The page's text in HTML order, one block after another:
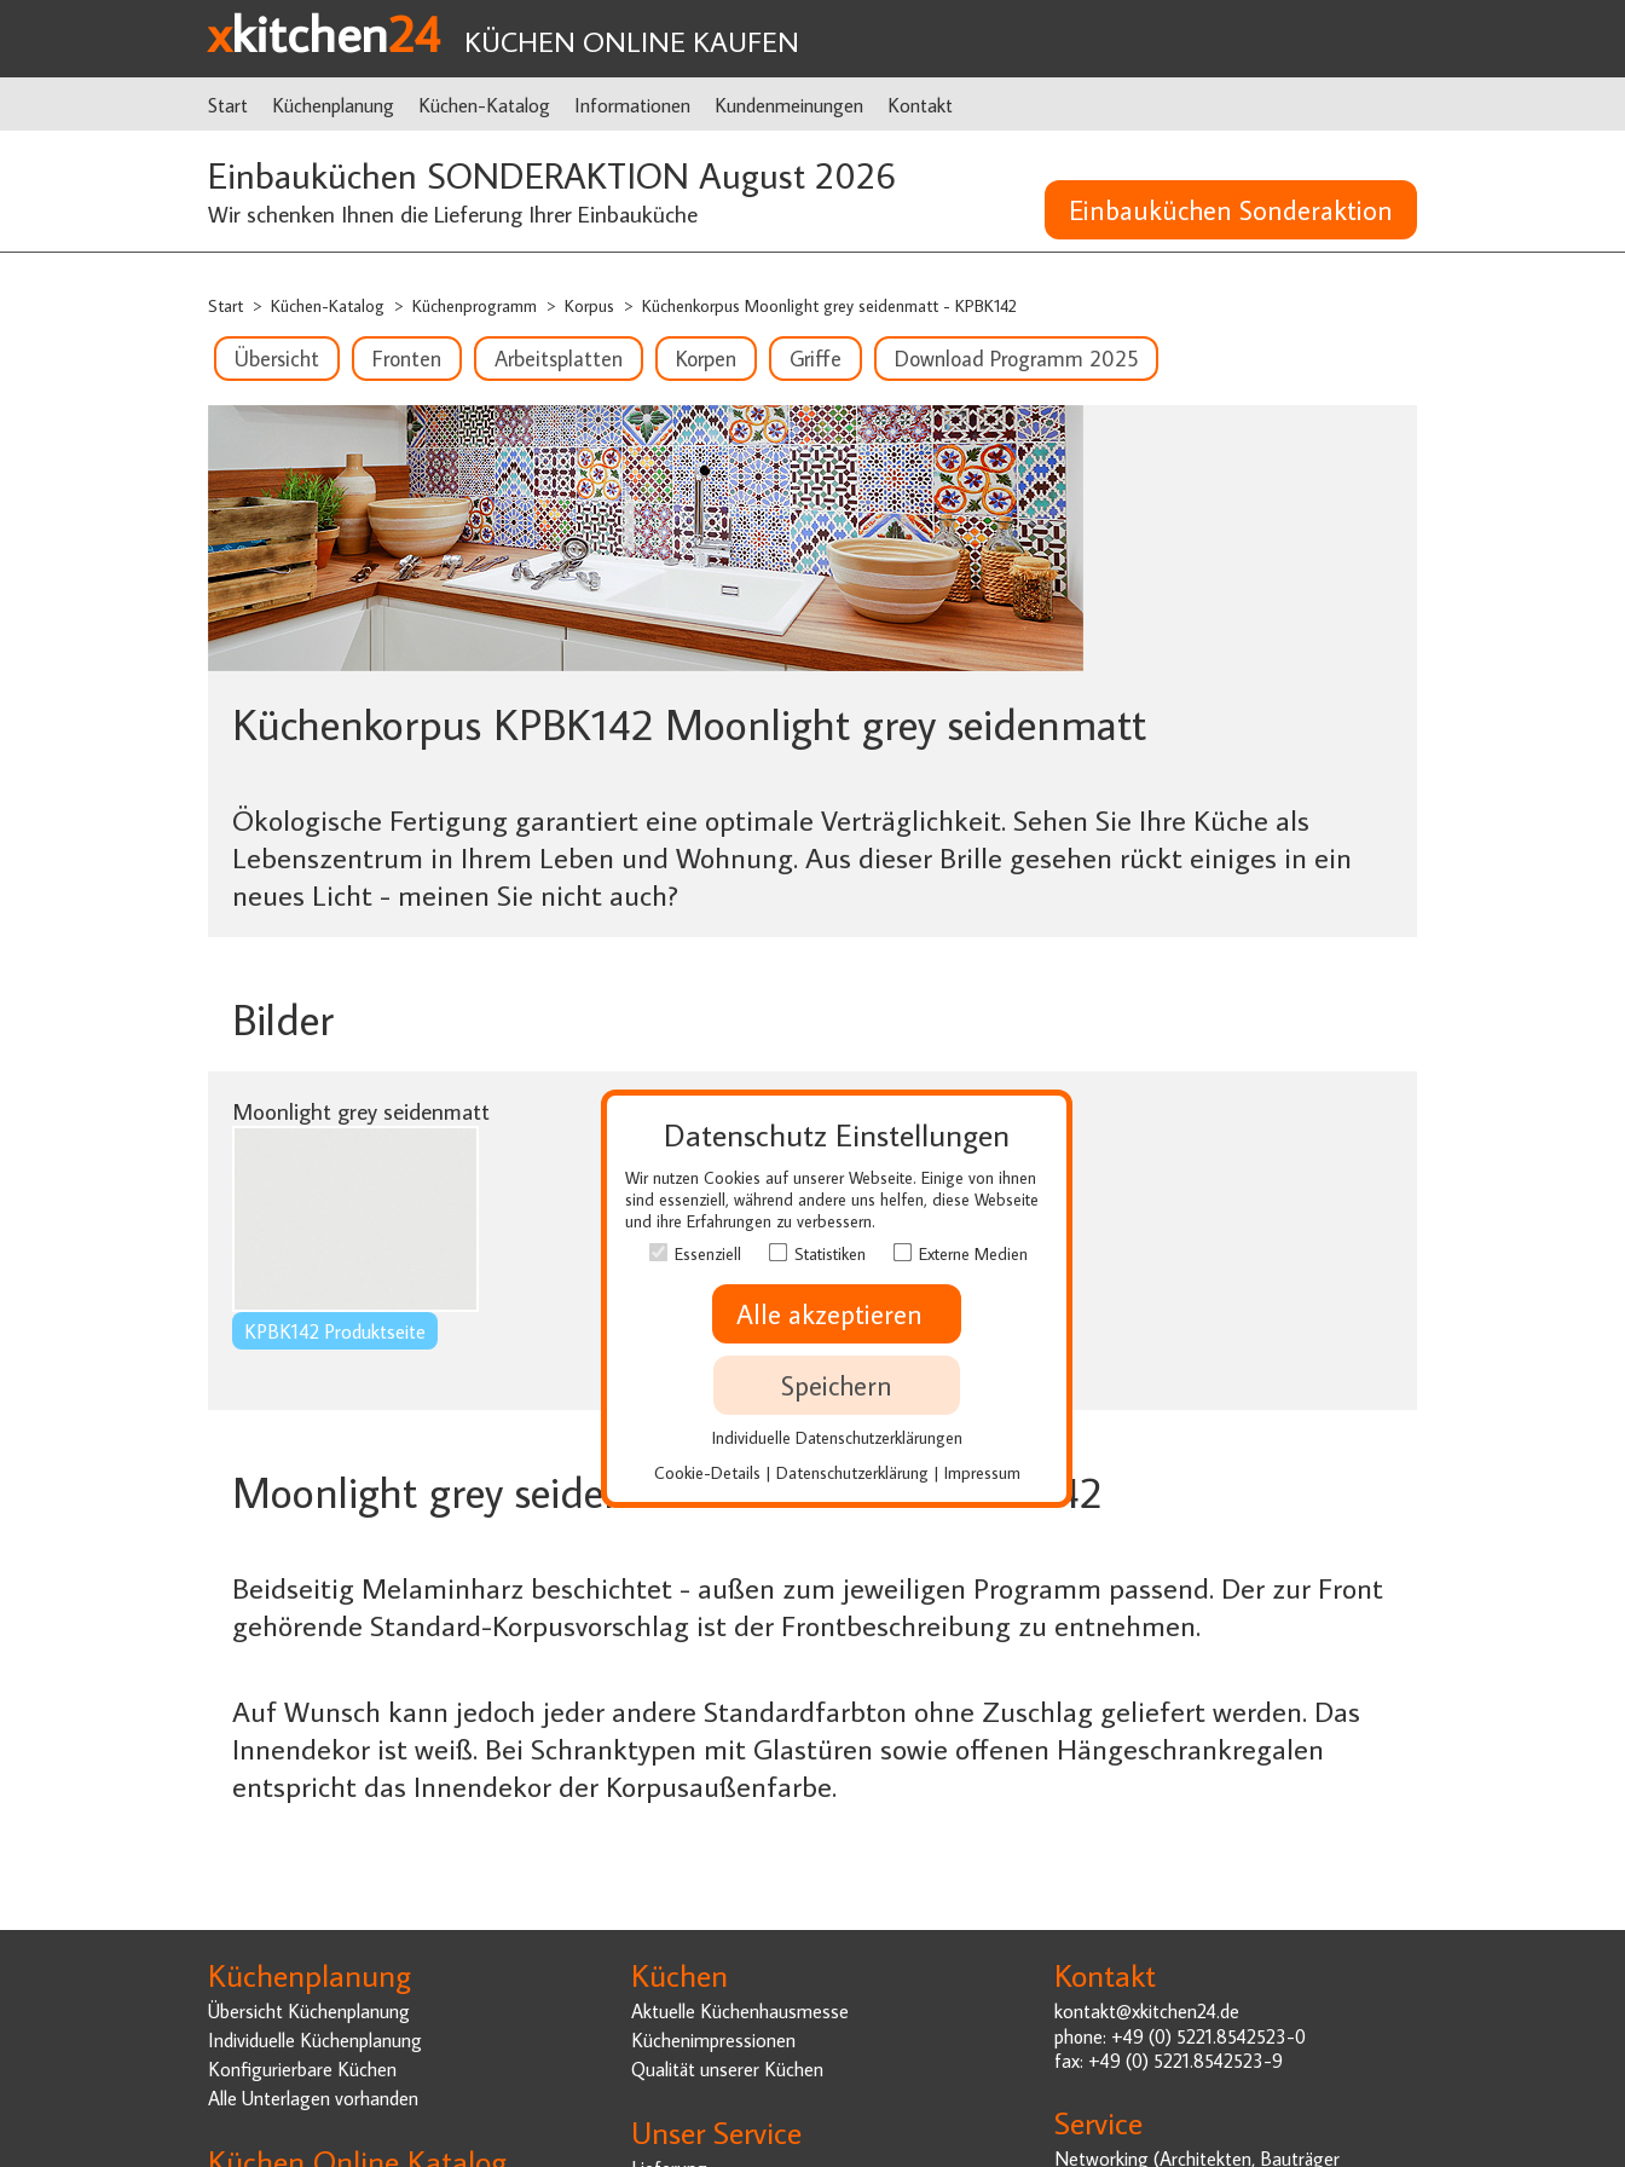
xkitchen24 KÜCHEN ONLINE KAUFEN
Start Küchenplanung Küchen-Katalog Informationen Kundenmeinungen Kontakt
Einbauküchen SONDERAKTION August 2026
Wir schenken Ihnen die Lieferung Ihrer Einbauküche Einbauküchen Sonderaktion
Start > Küchen-Katalog > Küchenprogramm > Korpus > Küchenkorpus Moonlight grey seidenmatt - KPBK142
Übersicht Fronten Arbeitsplatten Korpen Griffe Download Programm 2025
Küchenkorpus KPBK142 Moonlight grey seidenmatt
Ökologische Fertigung garantiert eine optimale Verträglichkeit. Sehen Sie Ihre Küche als
Lebenszentrum in Ihrem Leben und Wohnung. Aus dieser Brille gesehen rückt einiges in ein
neues Licht - meinen Sie nicht auch?
Bilder
Moonlight grey seidenmatt
KPBK142 Produktseite
Moonlight grey seidenmatt - Artikel Nr. KPBK142
Beidseitig Melaminharz beschichtet - außen zum jeweiligen Programm passend. Der zur Front
gehörende Standard-Korpusvorschlag ist der Frontbeschreibung zu entnehmen.
Auf Wunsch kann jedoch jeder andere Standardfarbton ohne Zuschlag geliefert werden. Das
Innendekor ist weiß. Bei Schranktypen mit Glastüren sowie offenen Hängeschrankregalen
entspricht das Innendekor der Korpusaußenfarbe.
Küchenplanung
Übersicht Küchenplanung
Individuelle Küchenplanung
Konfigurierbare Küchen
Alle Unterlagen vorhanden
Küchen
Aktuelle Küchenhausmesse
Küchenimpressionen
Qualität unserer Küchen
Unser Service
Kontakt
kontakt@xkitchen24.de
phone: +49 (0) 5221.8542523-0
fax: +49 (0) 5221.8542523-9
Service
Networking (Architekten, Bauträger
Datenschutz Einstellungen
Wir nutzen Cookies auf unserer Webseite. Einige von ihnen
sind essenziell, während andere uns helfen, diese Webseite
und ihre Erfahrungen zu verbessern.
Essenziell
Statistiken Externe Medien
Alle akzeptieren
Speichern
Individuelle Datenschutzerklärungen
Cookie-Details | Datenschutzerklärung | Impressum